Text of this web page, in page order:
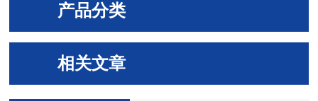
产品分类
相关文章